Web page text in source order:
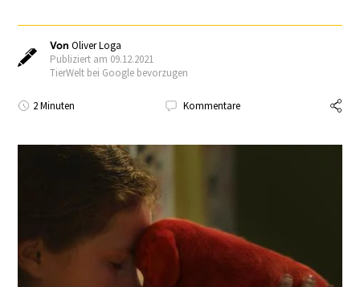
VonOliver Loga
Publiziert am 09.12.2021
TierWelt bei Google bevorzugen
2 Minuten Kommentare